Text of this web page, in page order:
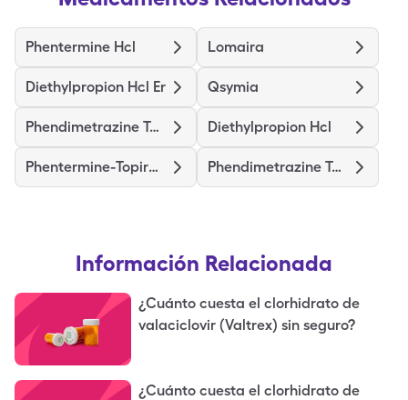
Phentermine Hcl Lomaira
Diethylpropion Hcl Er Qsymia
Phendimetrazine Tartrate Diethylpropion Hcl
Phentermine-Topiramate Er Phendimetrazine Tartrate Er
Información Relacionada
¿Cuánto cuesta el clorhidrato de
valaciclovir (Valtrex) sin seguro?
¿Cuánto cuesta el clorhidrato de